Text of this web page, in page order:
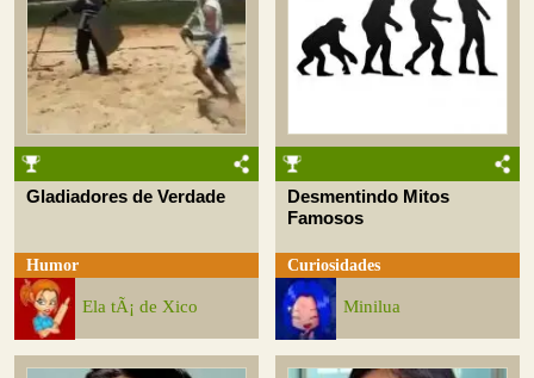
Gladiadores de Verdade
Humor
Ela tÃ¡ de Xico
Desmentindo Mitos
Famosos
Curiosidades
Minilua